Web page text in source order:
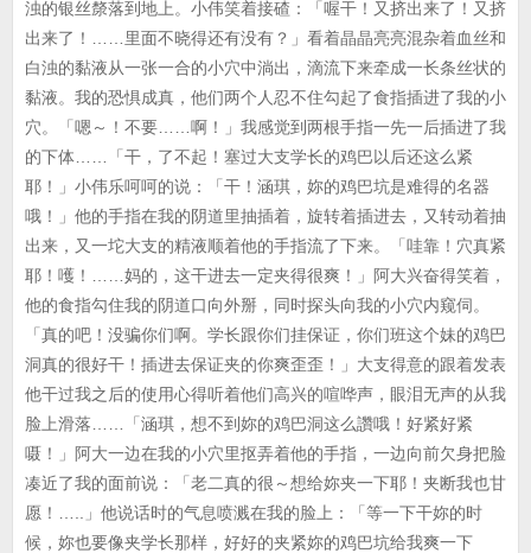
浊的银丝漦落到地上。小伟笑着接碴：「喔干！又挤出来了！又挤
出来了！……里面不晓得还有没有？」看着晶晶亮亮混杂着血丝和
白浊的黏液从一张一合的小穴中淌出，滴流下来牵成一长条丝状的
黏液。我的恐惧成真，他们两个人忍不住勾起了食指插进了我的小
穴。「嗯～！不要……啊！」我感觉到两根手指一先一后插进了我
的下体……「干，了不起！塞过大支学长的鸡巴以后还这么紧
耶！」小伟乐呵呵的说：「干！涵琪，妳的鸡巴坑是难得的名器
哦！」他的手指在我的阴道里抽插着，旋转着插进去，又转动着抽
出来，又一坨大支的精液顺着他的手指流了下来。「哇靠！穴真紧
耶！嚄！……妈的，这干进去一定夹得很爽！」阿大兴奋得笑着，
他的食指勾住我的阴道口向外掰，同时探头向我的小穴内窥伺。
「真的吧！没骗你们啊。学长跟你们挂保证，你们班这个妹的鸡巴
洞真的很好干！插进去保证夹的你爽歪歪！」大支得意的跟着发表
他干过我之后的使用心得听着他们高兴的喧哗声，眼泪无声的从我
脸上滑落……「涵琪，想不到妳的鸡巴洞这么讚哦！好紧好紧
嗫！」阿大一边在我的小穴里抠弄着他的手指，一边向前欠身把脸
凑近了我的面前说：「老二真的很～想给妳夹一下耶！夹断我也甘
愿！…..」他说话时的气息喷溅在我的脸上：「等一下干妳的时
候，妳也要像夹学长那样，好好的夹紧妳的鸡巴坑给我爽一下